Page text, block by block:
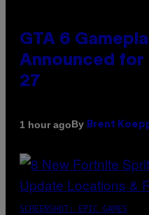
GTA 6
Announced
27
1 hour agoBy Brent
SCREENSHOT: EPIC GAMES